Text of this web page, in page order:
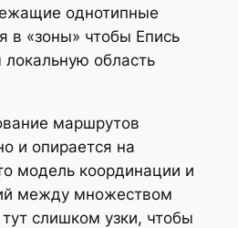
однотипные
в «зоны» чтобы Епись
область
маршрутов
и опирается на
модель координации и
между множеством
слишком узки, чтобы